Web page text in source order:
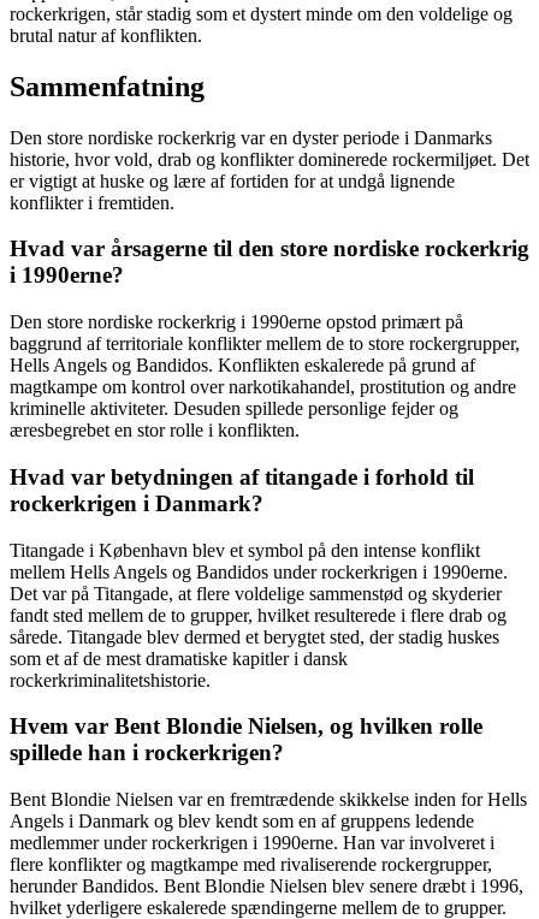
rockerkrigen, står stadig som et dystert minde om den voldelige og
brutal natur af konflikten.
Sammenfatning
Den store nordiske rockerkrig var en dyster periode i Danmarks
historie, hvor vold, drab og konflikter dominerede rockermiljøet. Det
er vigtigt at huske og lære af fortiden for at undgå lignende
konflikter i fremtiden.
Hvad var årsagerne til den store nordiske rockerkrig
i 1990erne?
Den store nordiske rockerkrig i 1990erne opstod primært på
baggrund af territoriale konflikter mellem de to store rockergrupper,
Hells Angels og Bandidos. Konflikten eskalerede på grund af
magtkampe om kontrol over narkotikahandel, prostitution og andre
kriminelle aktiviteter. Desuden spillede personlige fejder og
æresbegrebet en stor rolle i konflikten.
Hvad var betydningen af titangade i forhold til
rockerkrigen i Danmark?
Titangade i København blev et symbol på den intense konflikt
mellem Hells Angels og Bandidos under rockerkrigen i 1990erne.
Det var på Titangade, at flere voldelige sammenstød og skyderier
fandt sted mellem de to grupper, hvilket resulterede i flere drab og
sårede. Titangade blev dermed et berygtet sted, der stadig huskes
som et af de mest dramatiske kapitler i dansk
rockerkriminalitetshistorie.
Hvem var Bent Blondie Nielsen, og hvilken rolle
spillede han i rockerkrigen?
Bent Blondie Nielsen var en fremtrædende skikkelse inden for Hells
Angels i Danmark og blev kendt som en af gruppens ledende
medlemmer under rockerkrigen i 1990erne. Han var involveret i
flere konflikter og magtkampe med rivaliserende rockergrupper,
herunder Bandidos. Bent Blondie Nielsen blev senere dræbt i 1996,
hvilket yderligere eskalerede spændingerne mellem de to grupper.